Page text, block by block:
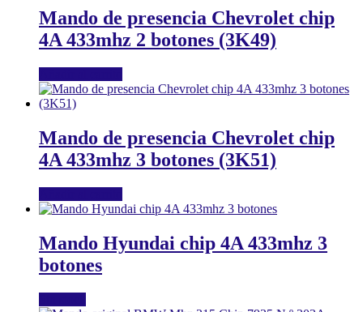
Mando de presencia Chevrolet chip
4A 433mhz 2 botones (3K49)
Mando de presencia Chevrolet chip
4A 433mhz 3 botones (3K51)
Mando Hyundai chip 4A 433mhz 3
botones